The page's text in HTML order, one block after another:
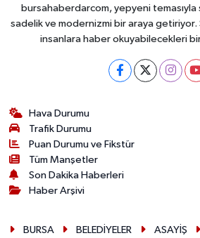
bursahaberdarcom, yepyeni
sadelik ve modernizmi bir araya getiriyor.
insanlara haber okuyabilecekleri
Hava Durumu
Trafik Durumu
Puan Durumu ve Fikstür
Tüm Manşetler
Son Dakika Haberleri
Haber Arşivi
BURSA BELEDİYELER ASAYİŞ